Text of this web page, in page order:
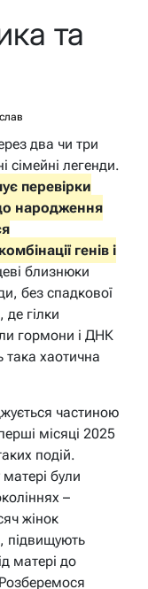
та
два чи три
сімейні легенди.
перевірки
народження
генів і
близнюки
без спадкової
де гілки
гормони і ДНК
така хаотична
частиною
місяці 2025
подій.
були
–
жінок
підвищують
матері до